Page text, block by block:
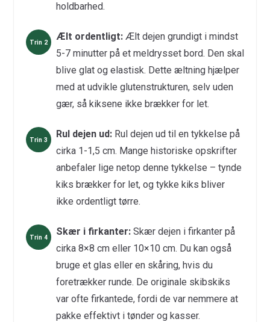
holdbarhed.
Ælt ordentligt:Ælt dejen grundigt i mindst
5-7 minutter på et meldrysset bord. Den skal
blive glat og elastisk. Dette æltning hjælper
med at udvikle glutenstrukturen, selv uden
gær, så kiksene ikke brækker for let.
Rul dejen ud:Rul dejen ud til en tykkelse på
cirka 1-1,5 cm. Mange historiske opskrifter
anbefaler lige netop denne tykkelse – tynde
kiks brækker for let, og tykke kiks bliver
ikke ordentligt tørre.
Skær i firkanter:Skær dejen i firkanter på
cirka 8×8 cm eller 10×10 cm. Du kan også
bruge et glas eller en skåring, hvis du
foretrækker runde. De originale skibskiks
var ofte firkantede, fordi de var nemmere at
pakke effektivt i tønder og kasser.